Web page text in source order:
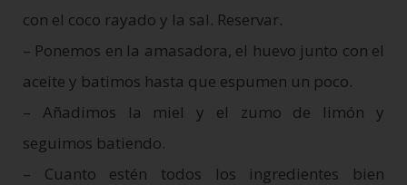
con el coco rayado y la sal. Reservar.
– Ponemos en la amasadora, el huevo junto con el
aceite y batimos hasta que espumen un poco.
– Añadimos la miel y el zumo de limón y
seguimos batiendo.
– Cuanto estén todos los ingredientes bien